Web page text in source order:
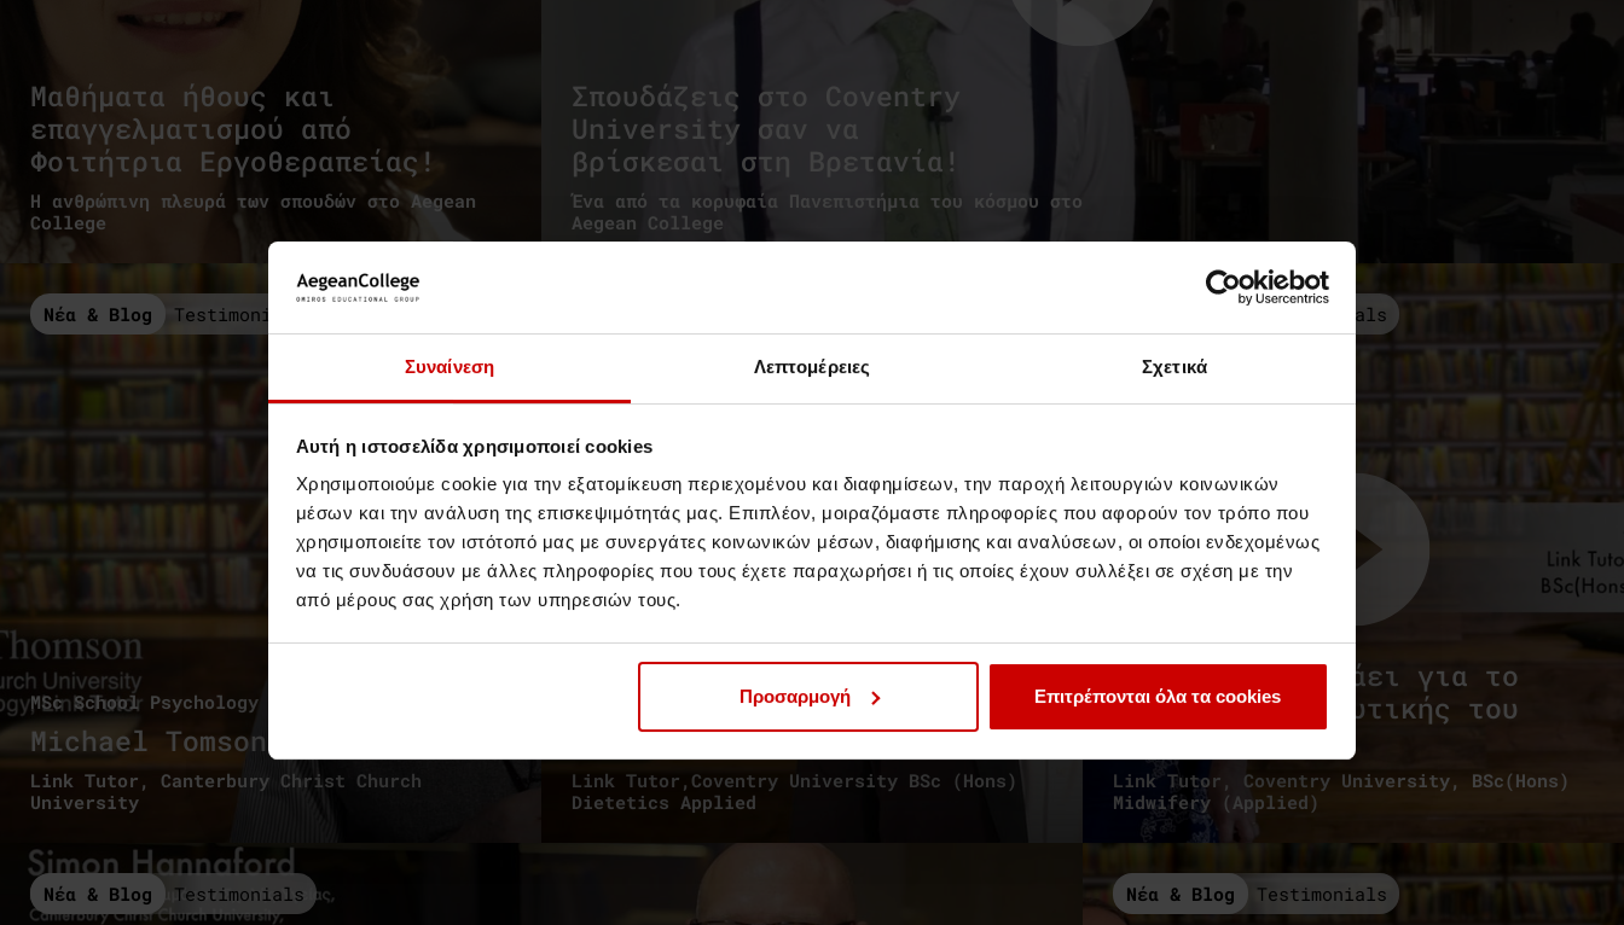
Συναίνεση Λεπτομέρειες Σχετικά
Αυτή η ιστοσελίδα χρησιμοποιεί cookies
Χρησιμοποιούμε cookie για την εξατομίκευση περιεχομένου και διαφημίσεων, την παροχή λειτουργιών κοινωνικών
μέσων και την ανάλυση της επισκεψιμότητάς μας. Επιπλέον, μοιραζόμαστε πληροφορίες που αφορούν τον τρόπο που
χρησιμοποιείτε τον ιστότοπό μας με συνεργάτες κοινωνικών μέσων, διαφήμισης και αναλύσεων, οι οποίοι ενδεχομένως
να τις συνδυάσουν με άλλες πληροφορίες που τους έχετε παραχωρήσει ή τις οποίες έχουν συλλέξει σε σχέση με την
από μέρους σας χρήση των υπηρεσιών τους.
Προσαρμογή Επιτρέπονται όλα τα cookies
Μαθήματα ήθους και
επαγγελματισμού από
Φοιτήτρια Εργοθεραπείας!
Η ανθρώπινη πλευρά των σπουδών στο Aegean
College
Σπουδάζεις στο Coventry
University σαν να
βρίσκεσαι στη Βρετανία!
Ένα από τα κορυφαία Πανεπιστήμια του κόσμου στο
Aegean College
Νέα & Blog Testimonials
MSc School Psychology
Michael Tomson
Link Tutor, Canterbury Christ Church
University
BSc (Hons) Dietetics Applied
Stephen Garvey
Link Tutor,Coventry University BSc (Hons)
Dietetics Applied
Testimonials
Η Sue Lees μιλάει για το
πρόγραμμα Μαιευτικής του
Aegean College
Link Tutor, Coventry University, BSc(Hons)
Midwifery (Applied)
Νέα & Blog Testimonials Νέα & Blog Testimonials